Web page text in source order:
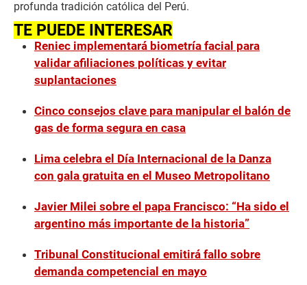
profunda tradición católica del Perú.
TE PUEDE INTERESAR
Reniec implementará biometría facial para
validar afiliaciones políticas y evitar
suplantaciones
Cinco consejos clave para manipular el balón de
gas de forma segura en casa
Lima celebra el Día Internacional de la Danza
con gala gratuita en el Museo Metropolitano
Javier Milei sobre el papa Francisco: “Ha sido el
argentino más importante de la historia”
Tribunal Constitucional emitirá fallo sobre
demanda competencial en mayo